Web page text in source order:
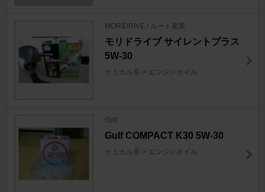
MORIDRIVE / ルート産業
モリドライブ サイレントプラス
5W-30
ケミカル系 > エンジンオイル
Gulf
Gulf COMPACT K30 5W-30
ケミカル系 > エンジンオイル